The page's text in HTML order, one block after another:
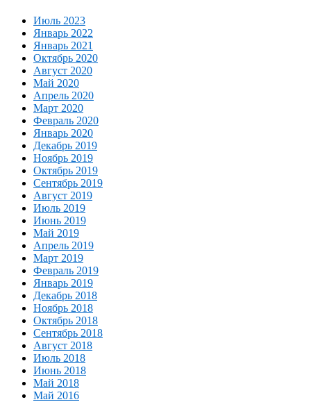
Июль 2023
Январь 2022
Январь 2021
Октябрь 2020
Август 2020
Май 2020
Апрель 2020
Март 2020
Февраль 2020
Январь 2020
Декабрь 2019
Ноябрь 2019
Октябрь 2019
Сентябрь 2019
Август 2019
Июль 2019
Июнь 2019
Май 2019
Апрель 2019
Март 2019
Февраль 2019
Январь 2019
Декабрь 2018
Ноябрь 2018
Октябрь 2018
Сентябрь 2018
Август 2018
Июль 2018
Июнь 2018
Май 2018
Май 2016